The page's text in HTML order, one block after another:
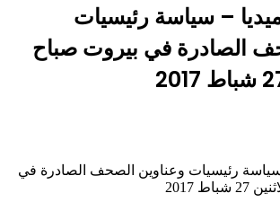
– سياسة رئيسيات
الصادرة في بيروت صباح
رئيسيات وعناوين الصحف الصادرة في
2017